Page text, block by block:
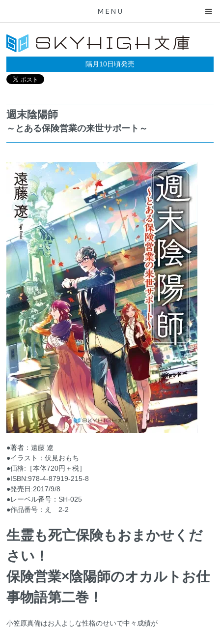
MENU
隔月10日頃発売
週末陰陽師
～とある保険営業の来世サポート～
●著者：遠藤 遼
●イラスト：伏見おもち
●価格:［本体720円＋税］
●ISBN:978-4-87919-215-8
●発売日:2017/9/8
●レーベル番号：SH‐025
●作品番号：え 2-2
生霊も死亡保険もおまかせくだ
さい！
保険営業×陰陽師のオカルトお仕
事物語第二巻！
小笠原真備はお人よしな性格のせいで中々成績が